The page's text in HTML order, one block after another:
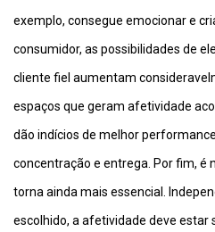
exemplo, consegue emocionar e
consumidor, as possibilidades de
cliente fiel aumentam
espaços que geram afetividade
dão indícios de melhor
concentração e entrega. Por fim, é
torna ainda mais essencial.
escolhido, a afetividade deve estar